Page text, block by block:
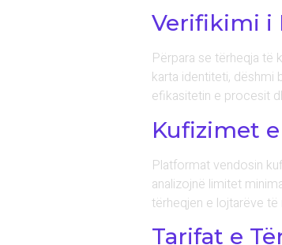
Verifikimi i
Përpara se tërheqja
karta identiteti, dëshmi
efikasitetin e procesit
Kufizimet
Platformat vendosin
analizojnë limitet
tërheqjen e lojtarëve
Tarifat e